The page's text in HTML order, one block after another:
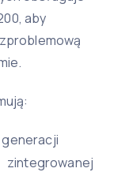
aby
generacji